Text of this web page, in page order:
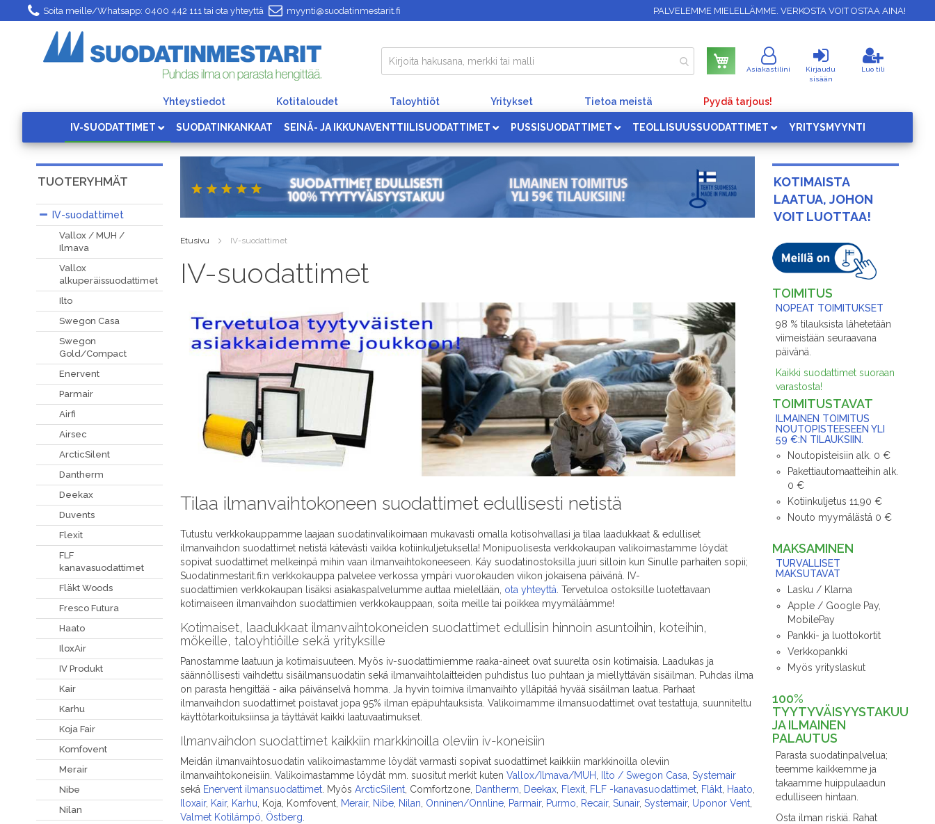
Skip
to
Content
Soita meille/Whatsapp: 0400 442 111 tai ota yhteyttä myynti@suodatinmestarit.fi PALVELEMME MIELELLÄMME. VERKOSTA VOIT OSTAA AINA!
Ostoskori
Asiakastilini
Kirjaudu
sisään
Luo tili
Yhteystiedot Kotitaloudet Taloyhtiöt Yritykset Tietoa meistä Pyydä tarjous!
IV-SUODATTIMET SUODATINKANKAAT SEINÄ- JA IKKUNAVENTTIILISUODATTIMET PUSSISUODATTIMET TEOLLISUUSSUODATTIMET YRITYSMYYNTI
Etusivu IV-suodattimet
IV-suodattimet
Tilaa ilmanvaihtokoneen suodattimet edullisesti netistä
Tutustu verkkokauppamme laajaan suodatinvalikoimaan mukavasti omalla kotisohvallasi ja tilaa laadukkaat & edulliset
ilmanvaihdon suodattimet netistä kätevästi vaikka kotiinkuljetuksella! Monipuolisesta verkkokaupan valikoimastamme löydät
sopivat suodattimet melkeinpä mihin vaan ilmanvaihtokoneeseen. Käy suodatinostoksilla juuri silloin kun Sinulle parhaiten sopii;
Suodatinmestarit.fi:n verkkokauppa palvelee verkossa ympäri vuorokauden viikon jokaisena päivänä. IV-
suodattimien verkkokaupan lisäksi asiakaspalvelumme auttaa mielellään, ota yhteyttä . Tervetuloa ostoksille luotettavaan
kotimaiseen ilmanvaihdon suodattimien verkkokauppaan, soita meille tai poikkea myymäläämme!
Kotimaiset, laadukkaat ilmanvaihtokoneiden suodattimet edullisin hinnoin asuntoihin, koteihin,
mökeille, taloyhtiöille sekä yrityksille
Panostamme laatuun ja kotimaisuuteen. Myös iv-suodattimiemme raaka-aineet ovat suurelta osin kotimaisia. Laadukas ja
säännöllisesti vaihdettu sisäilmansuodatin sekä ilmanvaihtolaitteiden puhdistus luo puhtaan ja miellyttävän sisäilman. Puhdas ilma
on parasta hengittää - aika päivänselvä homma. Ja hyvin toimiva ilmanvaihto ylläpitää hyvää sisäilman laatua. Parhaat
ilmanvaihdon suodattimet poistavat jopa 95% ilman epäpuhtauksista. Valikoimamme ilmansuodattimet ovat testattuja, suunniteltu
käyttötarkoituksiinsa ja täyttävät kaikki laatuvaatimukset.
Ilmanvaihdon suodattimet kaikkiin markkinoilla oleviin iv-koneisiin
Meidän ilmanvaihtosuodatin valikoimastamme löydät varmasti sopivat suodattimet kaikkiin markkinoilla oleviin
ilmanvaihtokoneisiin. Valikoimastamme löydät mm. suositut merkit kuten Vallox/Ilmava/MUH Ilto / Swegon Casa Systemair
sekä Enervent ilmansuodattimet. Myös ArcticSilent, Comfortzone, Dantherm Deekax, Flexit, FLF -kanavasuodattimet, Fläkt, Haato
Iloxair, Kair, Karhu , Koja, Komfovent, Merair, Nibe, Nilan Onninen/Onnline, Parmair, Purmo Recair, Sunair, Systemair, Uponor Vent,
Valmet Kotilämpö Östberg
TUOTERYHMÄT
IV-suodattimet
Vallox / MUH /
Ilmava
Vallox
alkuperäissuodattimet
Ilto
Swegon Casa
Swegon
Gold/Compact
Enervent
Parmair
Airfi
Airsec
ArcticSilent
Dantherm
Deekax
Duvents
Flexit
FLF
kanavasuodattimet
Fläkt Woods
Fresco Futura
Haato
IloxAir
IV Produkt
Kair
Karhu
Koja Fair
Komfovent
Merair
Nibe
Nilan
KOTIMAISTA
LAATUA, JOHON
VOIT LUOTTAA!
TOIMITUS
NOPEAT TOIMITUKSET
98 % tilauksista lähetetään
viimeistään seuraavana
päivänä.
Kaikki suodattimet suoraan
varastosta!
TOIMITUSTAVAT
ILMAINEN TOIMITUS
NOUTOPISTEESEEN YLI
59 €:N TILAUKSIIN.
Noutopisteisiin alk. 0 €
Pakettiautomaatteihin alk.
0 €
Kotiinkuljetus 11,90 €
Nouto myymälästä 0 €
MAKSAMINEN
TURVALLISET
MAKSUTAVAT
Lasku / Klarna
Apple / Google Pay,
MobilePay
Pankki- ja luottokortit
Verkkopankki
Myös yrityslaskut
100%
TYYTYVÄISYYSTAKUU
JA ILMAINEN
PALAUTUS
Parasta suodatinpalvelua;
teemme kaikkemme ja
takaamme huippulaadun
edulliseen hintaan.
Osta ilman riskiä. Rahat